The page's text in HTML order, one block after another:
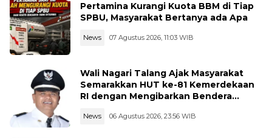
Pertamina Kurangi Kuota BBM di Tiap
SPBU, Masyarakat Bertanya ada Apa
News 07 Agustus 2026, 11:03 WIB
Wali Nagari Talang Ajak Masyarakat
Semarakkan HUT ke-81 Kemerdekaan
RI dengan Mengibarkan Bendera
News 06 Agustus 2026, 23:56 WIB